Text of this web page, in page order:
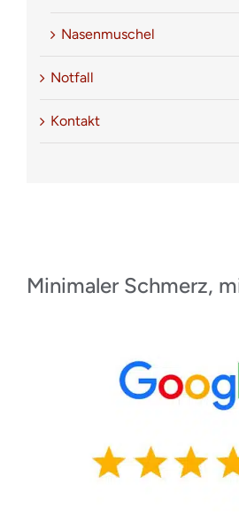
Nasenmuschel
Notfall
Kontakt
Minimaler Schmerz,